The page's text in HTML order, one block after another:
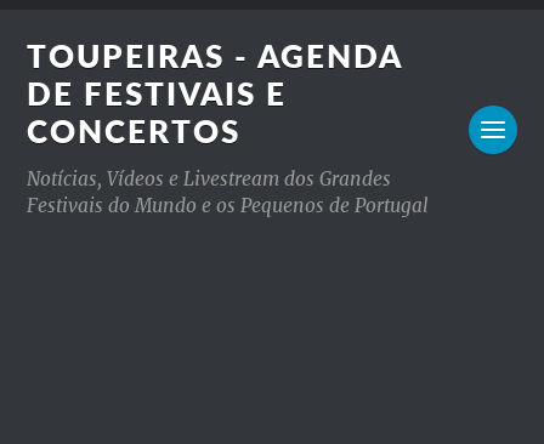
TOUPEIRAS - AGENDA
DE FESTIVAIS E
CONCERTOS
Notícias, Vídeos e Livestream dos Grandes
Festivais do Mundo e os Pequenos de Portugal